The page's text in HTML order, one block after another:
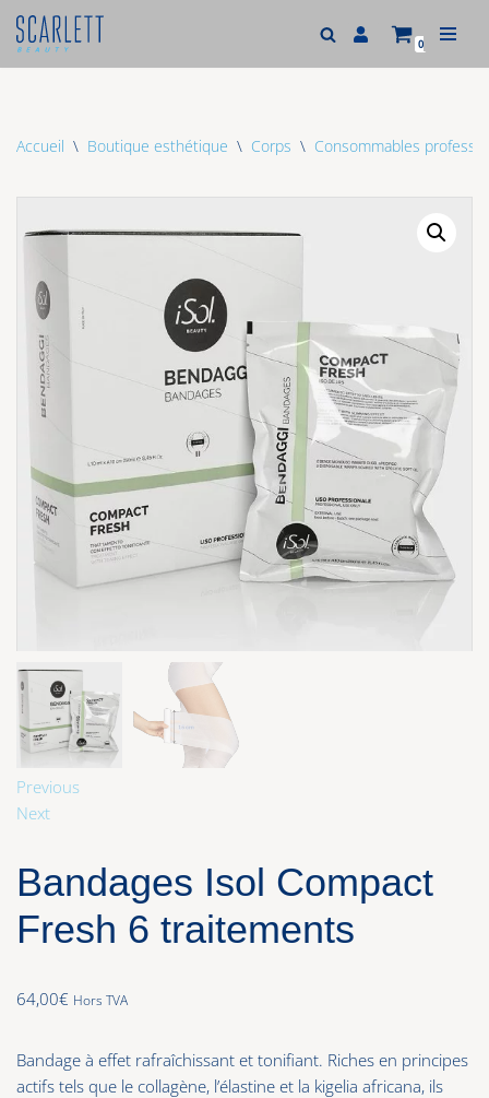
Aller
0
Accueil \ Boutique esthétique \ Corps \ Consommables
Previous
Next
Bandages Isol Compact
Fresh 6 traitements
64,00€ Hors TVA
Bandage à effet rafraîchissant et tonifiant. Riches en principes
actifs tels que le collagène, l’élastine et la kigelia africana, ils